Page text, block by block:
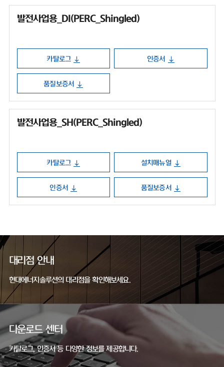
발전사업용_DI(PERC_Shingled)
카탈로그 인증서
품질보증서
발전사업용_SH(PERC_Shingled)
카탈로그 설치매뉴얼
인증서 품질보증서
대리점 안내
현대에너지솔루션의 대리점을 확인해보세요.
다운로드 센터
카탈로그, 인증서 등 다양한 정보를 제공합니다.